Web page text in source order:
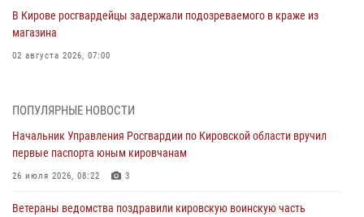
В Кирове росгвардейцы задержали подозреваемого в краже из
магазина
02 августа 2026, 07:00
Российской Федерации
В Росгвардии вспоминают российских воинов, погибших в Первой
мировой войне 1914-1918 годов
ПОПУЛЯРНЫЕ НОВОСТИ
Начальник Управления Росгвардии по Кировской области вручил
первые паспорта юным кировчанам
26 июля 2026, 08:22 3
Ветераны ведомства поздравили кировскую воинскую часть